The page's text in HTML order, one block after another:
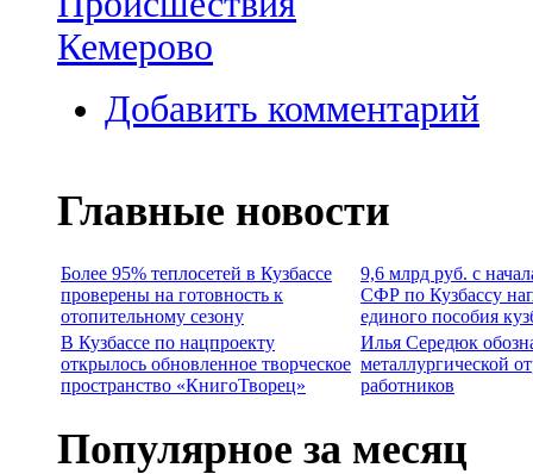
Кемерово
Добавить комментарий
Главные новости
Более 95% теплосетей в Кузбассе
проверены на готовность к
отопительному сезону
9,6 млрд руб. с
СФР по Кузбассу
единого пособия
В Кузбассе по нацпроекту
открылось обновленное творческое
пространство «КнигоТворец»
Илья Середюк
металлургической
работников
Популярное за месяц